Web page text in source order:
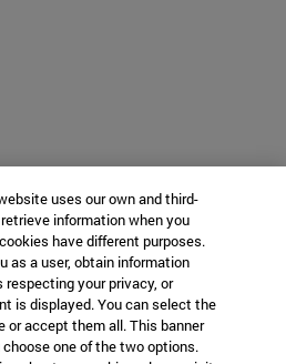
uses our own and third-
information when you
have different purposes.
as a user, obtain information
your privacy, or
is displayed. You can select the
or accept them all. This banner
one of the two options.